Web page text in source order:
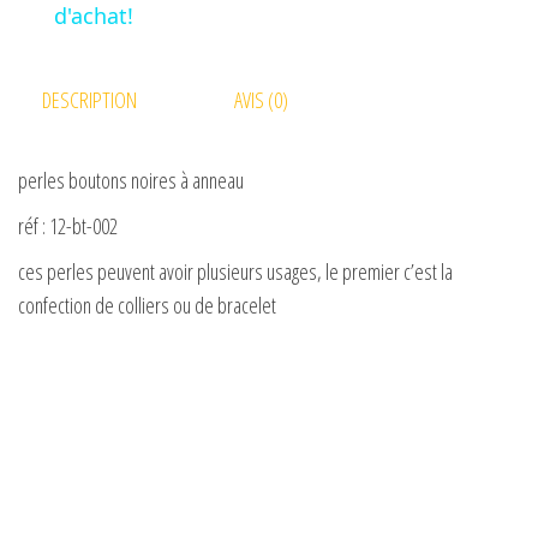
V
d
d'achat!
DESCRIPTION AVIS (0)
perles boutons noires à anneau
réf : 12-bt-002
ces perles peuvent avoir plusieurs usages, le premier c’est la
confection de colliers ou de bracelet